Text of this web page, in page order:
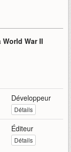
World War II
Développeur
Détails
Éditeur
Détails